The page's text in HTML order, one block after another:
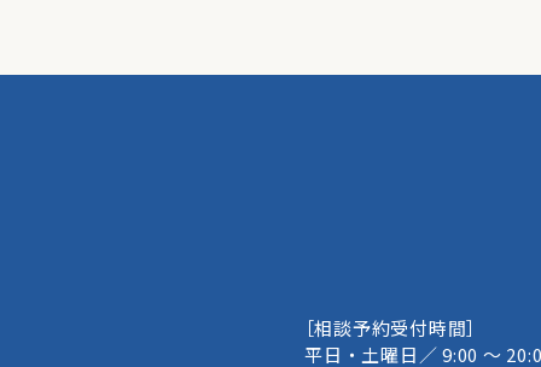
［相談予約受付時間］
平日・土曜日／ 9:00 ～